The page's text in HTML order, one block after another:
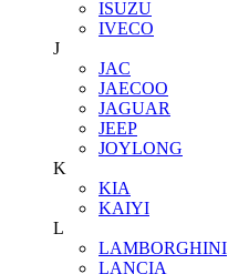
ISUZU
IVECO
J
JAC
JAECOO
JAGUAR
JEEP
JOYLONG
K
KIA
KAIYI
L
LAMBORGHINI
LANCIA